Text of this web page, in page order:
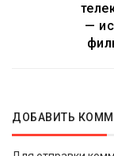
—
ДОБАВИТЬ